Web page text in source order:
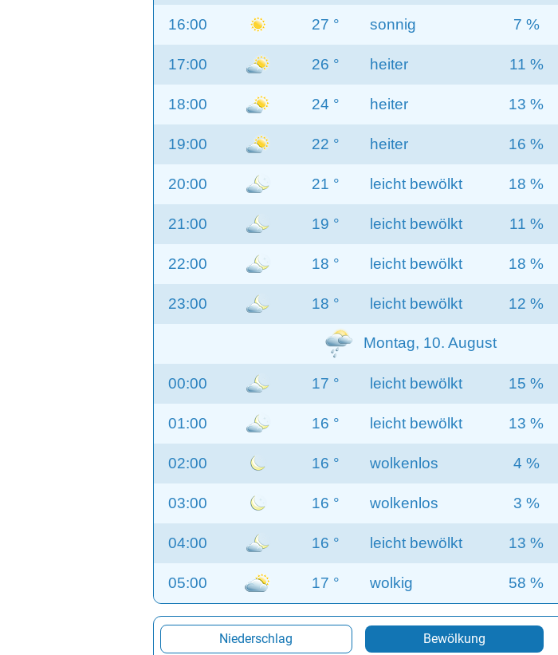
16:00 27 ° sonnig 7 %
17:00 26 ° heiter 11 %
18:00 24 ° heiter 13 %
19:00 22 ° heiter 16 %
20:00 21 ° leicht bewölkt 18 %
21:00 19 ° leicht bewölkt 11 %
22:00 18 ° leicht bewölkt 18 %
23:00 18 ° leicht bewölkt 12 %
Montag, 10. August
00:00 17 ° leicht bewölkt 15 %
01:00 16 ° leicht bewölkt 13 %
02:00 16 ° wolkenlos 4 %
03:00 16 ° wolkenlos 3 %
04:00 16 ° leicht bewölkt 13 %
05:00 17 ° wolkig 58 %
Niederschlag Bewölkung